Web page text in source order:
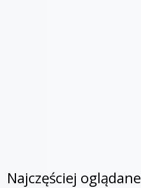
Najczęściej oglądane